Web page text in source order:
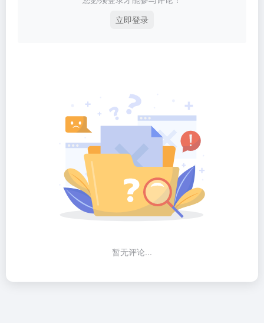
立即登录
暂无评论...